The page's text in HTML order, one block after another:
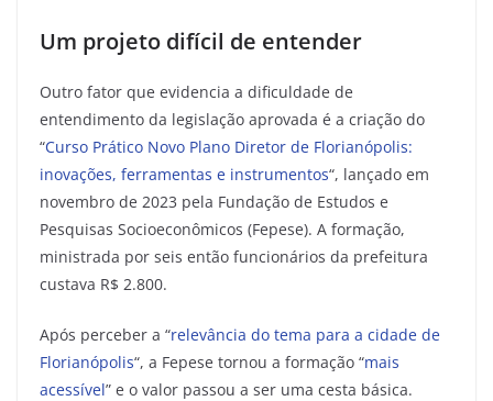
Um projeto difícil de entender
Outro fator que evidencia a dificuldade de
entendimento da legislação aprovada é a criação do
“Curso Prático Novo Plano Diretor de Florianópolis:
inovações, ferramentas e instrumentos“, lançado em
novembro de 2023 pela Fundação de Estudos e
Pesquisas Socioeconômicos (Fepese). A formação,
ministrada por seis então funcionários da prefeitura
custava R$ 2.800.
Após perceber a “relevância do tema para a cidade de
Florianópolis“, a Fepese tornou a formação “mais
acessível” e o valor passou a ser uma cesta básica.